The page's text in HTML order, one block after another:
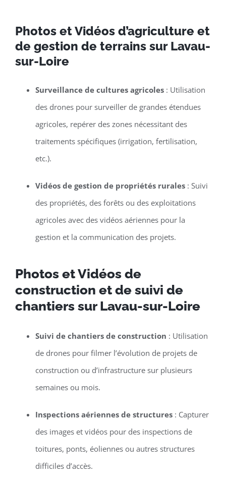
Photos et Vidéos d’agriculture et
de gestion de terrains sur Lavau-
sur-Loire
Surveillance de cultures agricoles: Utilisation
des drones pour surveiller de grandes étendues
agricoles, repérer des zones nécessitant des
traitements spécifiques (irrigation, fertilisation,
etc.).
Vidéos de gestion de propriétés rurales: Suivi
des propriétés, des forêts ou des exploitations
agricoles avec des vidéos aériennes pour la
gestion et la communication des projets.
Photos et Vidéos de
construction et de suivi de
chantiers sur Lavau-sur-Loire
Suivi de chantiers de construction : Utilisation
de drones pour filmer l’évolution de projets de
construction ou d’infrastructure sur plusieurs
semaines ou mois.
Inspections aériennes de structures: Capturer
des images et vidéos pour des inspections de
toitures, ponts, éoliennes ou autres structures
difficiles d’accès.